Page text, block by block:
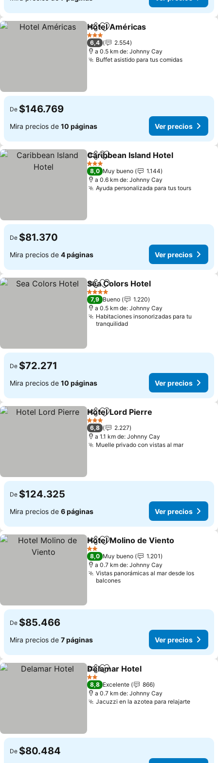
CompartirAgregar a favoritos
Hotel Américas
3 Estrellas
6,4
2.554
a 0.5 km de: Johnny Cay
Buffet asistido para tus comidasVer
De $146.769
Mira precios de 10 páginas Ver precios
CompartirAgregar a favoritos
Caribbean Island Hotel
3 Estrellas
8,0 Muy bueno
1.144
a 0.6 km de: Johnny Cay
Ayuda personalizada para tus toursVer
De $81.370
Mira precios de 4 páginas Ver precios
CompartirAgregar a favoritos
Sea Colors Hotel
4 Estrellas
7,9 Bueno
1.220
a 0.5 km de: Johnny Cay
Habitaciones insonorizadas para tu
tranquilidad
De $72.271
Mira precios de 10 páginas Ver precios
CompartirAgregar a favoritos
Hotel Lord Pierre
3 Estrellas
6,8
2.227
a 1.1 km de: Johnny Cay
Muelle privado con vistas al marVer
De $124.325
Mira precios de 6 páginas Ver precios
CompartirAgregar a favoritos
Hotel Molino de Viento
2 Estrellas
8,0 Muy bueno
1.201
a 0.7 km de: Johnny Cay
Vistas panorámicas al mar desde los
balcones
De $85.466
Mira precios de 7 páginas Ver precios
CompartirAgregar a favoritos
Delamar Hotel
2 Estrellas
8,8 Excelente
866
a 0.7 km de: Johnny Cay
Jacuzzi en la azotea para relajarteVer
De $80.484